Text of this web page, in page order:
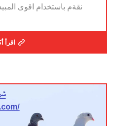
نقةم باستخدام اقوى
اقرأ